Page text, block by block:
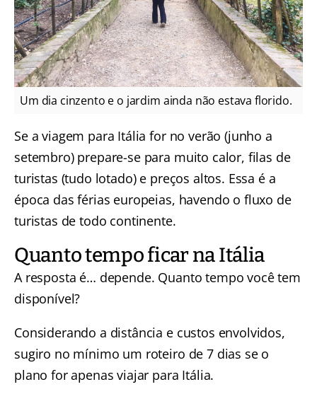
Um dia cinzento e o jardim ainda não estava florido.
Se a viagem para Itália for no verão (junho a
setembro) prepare-se para muito calor, filas de
turistas (tudo lotado) e preços altos. Essa é a
época das férias europeias, havendo o fluxo de
turistas de todo continente.
Quanto tempo ficar na Itália
A resposta é… depende. Quanto tempo você tem
disponível?
Considerando a distância e custos envolvidos,
sugiro no mínimo um roteiro de 7 dias se o
plano for apenas viajar para Itália.